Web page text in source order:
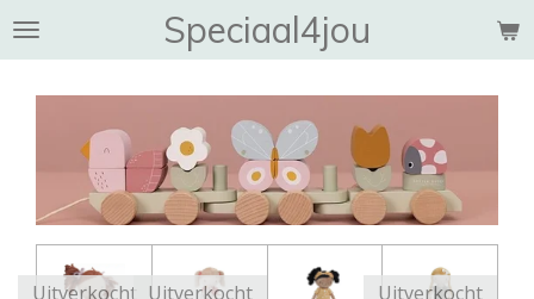
Ga
hoofdinhoud
Speciaal4jou
Uitverkocht Uitverkocht Uitverkocht